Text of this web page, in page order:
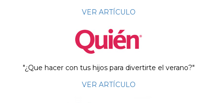
VER ARTÍCULO
"¿Que hacer con tus hijos para divertirte el verano?"
VER ARTÍCULO